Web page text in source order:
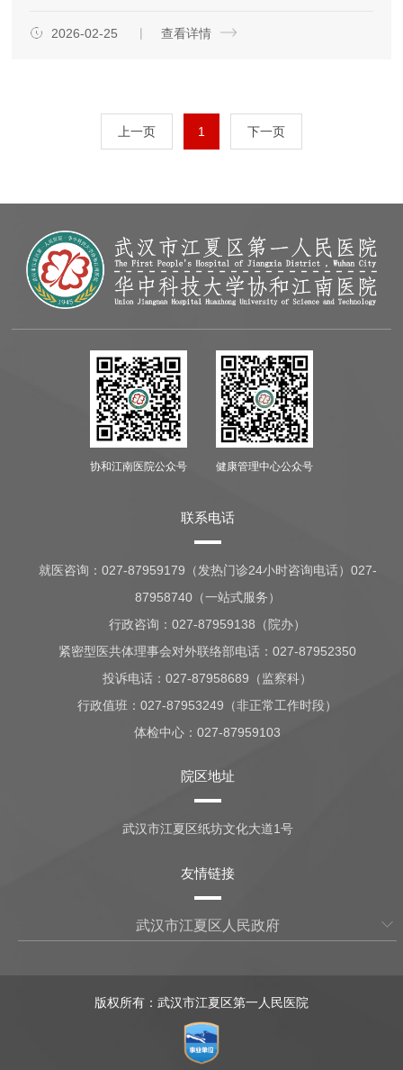
2026-02-25 查看详情
上一页 1 下一页
协和江南医院公众号 健康管理中心公众号
联系电话
就医咨询： 027-87959179（发热门诊24小时咨询电话）027-
87958740（一站式服务）
行政咨询：027-87959138（院办）
紧密型医共体理事会对外联络部电话：027-87952350
投诉电话：027-87958689（监察科）
行政值班：027-87953249（非正常工作时段）
体检中心：027-87959103
院区地址
武汉市江夏区纸坊文化大道1号
友情链接
武汉市江夏区人民政府
版权所有：武汉市江夏区第一人民医院